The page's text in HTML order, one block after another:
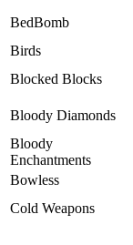
BedBomb
Birds
Blocked Blocks
Bloody Diamonds
Bloody
Enchantments
Bowless
Cold Weapons